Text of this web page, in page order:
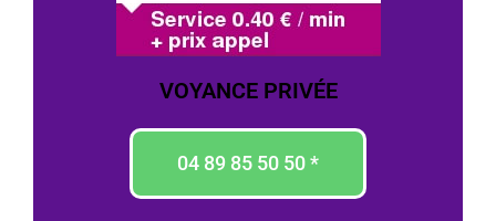
VOYANCE PRIVÉE
04 89 85 50 50 *